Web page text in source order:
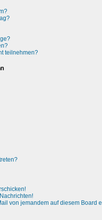
teilnehmen?
von jemandem auf diesem Board